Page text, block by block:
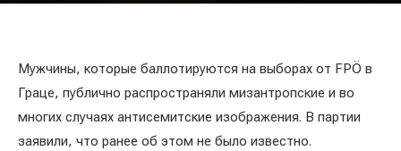
Мужчины, которые баллотируются на выборах от FPÖ в
Граце, публично распространяли мизантропские и во
многих случаях антисемитские изображения. В партии
заявили, что ранее об этом не было известно.